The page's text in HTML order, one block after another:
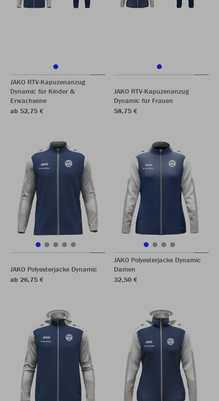
JAKO RTV-Kapuzenanzug
Dynamic für Kinder &
Erwachsene
ab 52,75 €
JAKO RTV-Kapuzenanzug
Dynamic für Frauen
58,75 €
JAKO Polyesterjacke Dynamic
ab 26,75 €
JAKO Polyesterjacke Dynamic
Damen
32,50 €